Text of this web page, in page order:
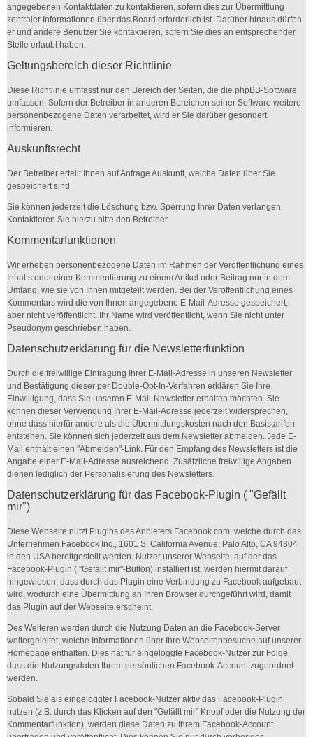
angegebenen Kontaktdaten zu kontaktieren, sofern dies zur Übermittlung
zentraler Informationen über das Board erforderlich ist. Darüber hinaus dürfen
er und andere Benutzer Sie kontaktieren, sofern Sie dies an entsprechender
Stelle erlaubt haben.
Geltungsbereich dieser Richtlinie
Diese Richtlinie umfasst nur den Bereich der Seiten, die die phpBB-Software
umfassen. Sofern der Betreiber in anderen Bereichen seiner Software weitere
personenbezogene Daten verarbeitet, wird er Sie darüber gesondert
informieren.
Auskunftsrecht
Der Betreiber erteilt Ihnen auf Anfrage Auskunft, welche Daten über Sie
gespeichert sind.
Sie können jederzeit die Löschung bzw. Sperrung Ihrer Daten verlangen.
Kontaktieren Sie hierzu bitte den Betreiber.
Kommentarfunktionen
Wir erheben personenbezogene Daten im Rahmen der Veröffentlichung eines
Inhalts oder einer Kommentierung zu einem Artikel oder Beitrag nur in dem
Umfang, wie sie von Ihnen mitgeteilt werden. Bei der Veröffentlichung eines
Kommentars wird die von Ihnen angegebene E-Mail-Adresse gespeichert,
aber nicht veröffentlicht. Ihr Name wird veröffentlicht, wenn Sie nicht unter
Pseudonym geschrieben haben.
Datenschutzerklärung für die Newsletterfunktion
Durch die freiwillige Eintragung Ihrer E-Mail-Adresse in unseren Newsletter
und Bestätigung dieser per Double-Opt-In-Verfahren erklären Sie Ihre
Einwilligung, dass Sie unseren E-Mail-Newsletter erhalten möchten. Sie
können dieser Verwendung Ihrer E-Mail-Adresse jederzeit widersprechen,
ohne dass hierfür andere als die Übermittlungskosten nach den Basistarifen
entstehen. Sie können sich jederzeit aus dem Newsletter abmelden. Jede E-
Mail enthält einen "Abmelden"-Link. Für den Empfang des Newsletters ist die
Angabe einer E-Mail-Adresse ausreichend. Zusätzliche freiwillige Angaben
dienen lediglich der Personalisierung des Newsletters.
Datenschutzerklärung für das Facebook-Plugin ( "Gefällt
mir")
Diese Webseite nutzt Plugins des Anbieters Facebook.com, welche durch das
Unternehmen Facebook Inc., 1601 S. California Avenue, Palo Alto, CA 94304
in den USA bereitgestellt werden. Nutzer unserer Webseite, auf der das
Facebook-Plugin ( "Gefällt mir"-Button) installiert ist, werden hiermit darauf
hingewiesen, dass durch das Plugin eine Verbindung zu Facebook aufgebaut
wird, wodurch eine Übermittlung an Ihren Browser durchgeführt wird, damit
das Plugin auf der Webseite erscheint.
Des Weiteren werden durch die Nutzung Daten an die Facebook-Server
weitergeleitet, welche Informationen über Ihre Webseitenbesuche auf unserer
Homepage enthalten. Dies hat für eingeloggte Facebook-Nutzer zur Folge,
dass die Nutzungsdaten Ihrem persönlichen Facebook-Account zugeordnet
werden.
Sobald Sie als eingeloggter Facebook-Nutzer aktiv das Facebook-Plugin
nutzen (z.B. durch das Klicken auf den "Gefällt mir" Knopf oder die Nutzung der
Kommentarfunktion), werden diese Daten zu Ihrem Facebook-Account